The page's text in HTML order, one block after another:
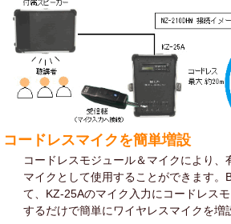
コードレスマイクを簡単増設
コードレスモジュール＆マイクにより、
マイクとして使用することができます。
て、KZ-25Aのマイク入力にコードレス
するだけで簡単にワイヤレスマイクを増